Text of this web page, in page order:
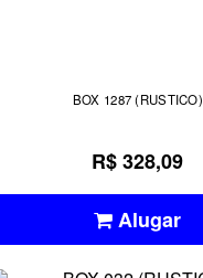
BOX 1287 (RUSTICO)
R$ 328,09
Alugar